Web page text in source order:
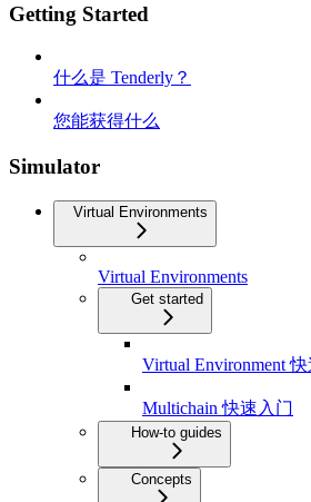
Getting Started
什么是 Tenderly？
您能获得什么
Simulator
Virtual Environments
Virtual Environments
Get started
Virtual Environment
Multichain 快速入门
How-to guides
Concepts